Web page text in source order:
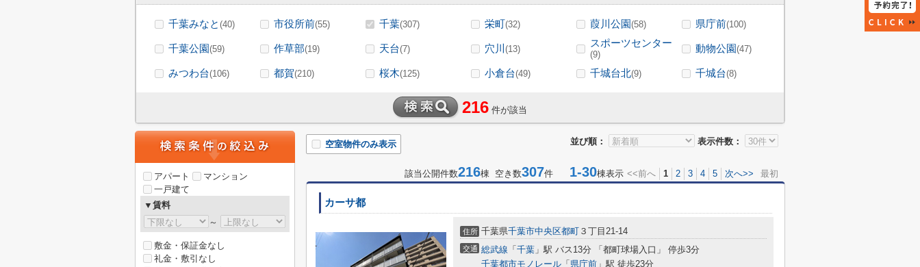
千葉みなと (40) 市役所前(55) 千葉(307) 栄町(32) 葭川公園(58) 県庁前(100)
千葉公園(59) 作草部(19) 天台(7) 穴川 (13)
スポーツセンター
(9)
動物公園(47)
みつわ台(106) 都賀(210) 桜木(125) 小倉台(49) 千城台北(9) 千城台(8)
216 件が該当
並び順： 表示件数：
空室物件のみ表示
該当公開件数216棟 空き数307件 1-30棟表示 <<前へ 1 2 3 4 5 次へ>> 最初
カーサ都
住所 千葉県千葉市中央区都町 ３丁目21-14
交通 総武線 「 千葉 」駅 バス13分 「都町球場入口」 停歩3分
千葉都市モノレール 「 県庁前 」駅 徒歩23分
アパート
マンション
一戸建て
▼賃料
～
敷金・保証金なし
礼金・敷引なし